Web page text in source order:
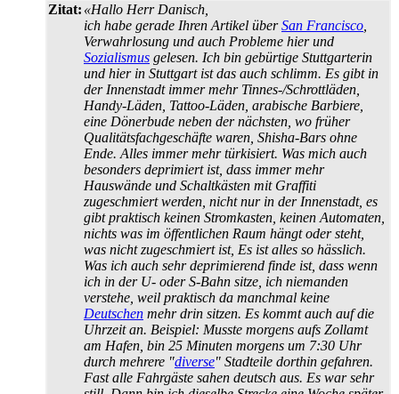
Zitat: «Hallo Herr Danisch,
ich habe gerade Ihren Artikel überSan Francisco
Verwahrlosung und auch Probleme hier und
Sozialismus gelesen. Ich bin gebürtige Stuttgarterin
und hier in Stuttgart ist das auch schlimm. Es gibt in
der Innenstadt immer mehr Tinnes-/Schrott­läden,
Handy-Läden, Tattoo-Läden, arabische Barbiere,
eine Dönerbude neben der nächsten, wo früher
Qualitäts­fach­geschäfte waren, Shisha-Bars ohne
Ende. Alles immer mehr türkisiert. Was mich auch
besonders deprimiert ist, dass immer mehr
Hauswände und Schaltkästen mit Graffiti
zugeschmiert werden, nicht nur in der Innenstadt, es
gibt praktisch keinen Stromkasten, keinen Automaten,
nichts was im öffentlichen Raum hängt oder steht,
was nicht zugeschmiert ist, Es ist alles so hässlich.
Was ich auch sehr deprimierend finde ist, dass wenn
ich in der U- oder S-Bahn sitze, ich niemanden
verstehe, weil praktisch da manchmal keine
Deutschen mehr drin sitzen. Es kommt auch auf die
Uhrzeit an. Beispiel: Musste morgens aufs Zollamt
am Hafen, bin 25 Minuten morgens um 7:30 Uhr
durch mehrere "diverse" Stadteile dorthin gefahren.
Fast alle Fahrgäste sahen deutsch aus. Es war sehr